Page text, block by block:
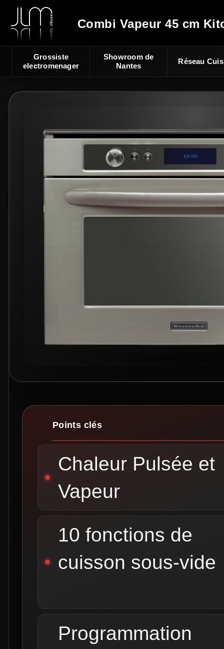
Combi Vapeur 45 cm
Chaleur Pulsée et
Vapeur
10 fonctions de
cuisson sous-vide
Programmation
Grossiste
electromenager
Showroom de
Nantes
Réseau